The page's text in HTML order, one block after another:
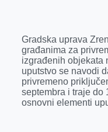
b
o
o
k
e
n
g
e
r
Gradska uprava
građanima za
izgrađenih objekata
uputstvo se navodi
privremeno
septembra i traje do
osnovni elementi